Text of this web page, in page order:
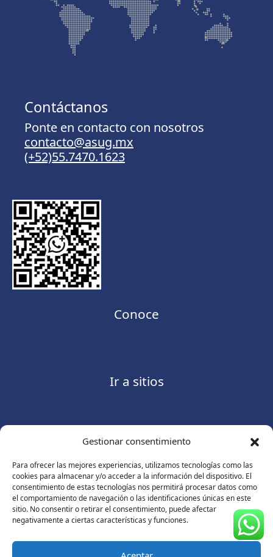
Gestionar consentimiento
Para ofrecer las mejores experiencias, utilizamos tecnologías como las
cookies para almacenar y/o acceder a la información del dispositivo. El
consentimiento de estas tecnologías nos permitirá procesar datos como
el comportamiento de navegación o las identificaciones únicas en este
sitio. No consentir o retirar el consentimiento, puede afectar
negativamente a ciertas características y funciones.
Contáctanos
Ponte en contacto con nosotros
contacto@asug.mx
(+52)55.7470.1623
Conoce
Ir a sitios
Contáctanos
Consulte nuestroAviso de privacidad
© Copyright 2026 ASUGMEX. Todos los derechos
reservados.